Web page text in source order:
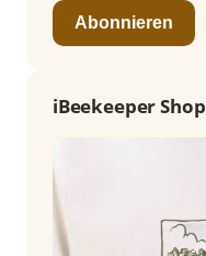
Abonnieren
iBeekeeper Shop